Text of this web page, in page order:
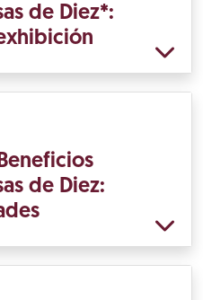
de Diez*:
de Diez: